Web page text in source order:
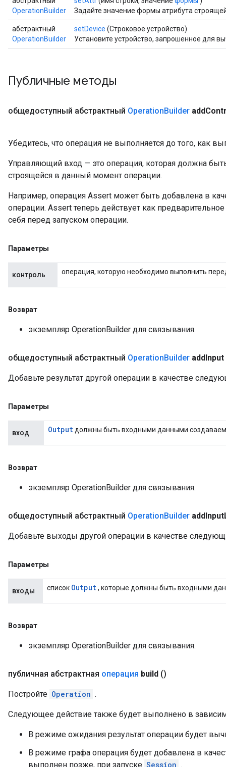
OperationBuilder
Задайте значение формы атрибута
абстрактный
OperationBuilder
setDevice (Строковое устройство)
Установите устройство, запрошенное для
Публичные методы
общедоступный абстрактный OperationBuilder add
Убедитесь, что операция не выполняется до того, как
Управляющий вход — это операция, которая должна
строящейся в данный момент операции.
Например, операция Assert может быть добавлена ​​в
операции. Assert теперь действует как
себя перед запуском операции.
Параметры
контроль операция, которую необходимо выполнить
Возврат
экземпляр OperationBuilder для связывания.
общедоступный абстрактный OperationBuilder addInput
Добавьте результат другой операции в качестве
Параметры
вход Output должны быть входными данными
Возврат
экземпляр OperationBuilder для связывания.
общедоступный абстрактный OperationBuilder addInput
Добавьте выходы другой операции в качестве
Параметры
входы список Output, которые должны быть входными
Возврат
экземпляр OperationBuilder для связывания.
публичная абстрактная операция build ()
Постройте Operation .
Следующее действие также будет выполнено в
В режиме ожидания результат операции будет
В режиме графа операция будет добавлена ​​в
выполнен позже, при запуске Session .